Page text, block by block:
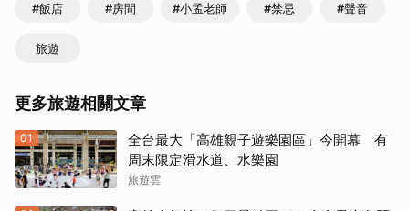
#飯店 #房間 #小孟老師 #禁忌 #聲音
旅遊
更多旅遊相關文章
01
全台最大「高雄親子遊樂園區」今開幕 有
周末限定滑水道、水樂園
旅遊雲